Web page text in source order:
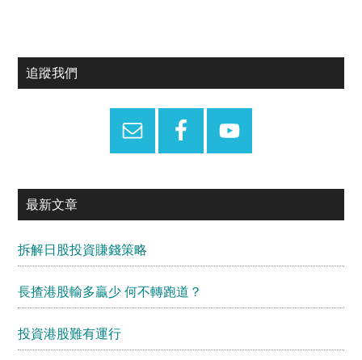
Primary
追蹤我們
最新文章
拆解日股投資賺錢策略
長揸港股輸多贏少 何不轉跑道？
投資港股難有運行